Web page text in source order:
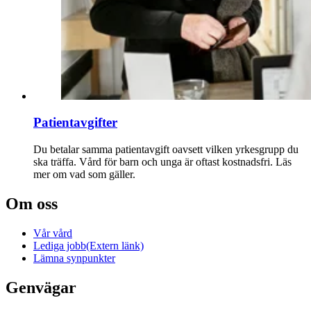
Patientavgifter
Du betalar samma patientavgift oavsett vilken yrkesgrupp du
ska träffa. Vård för barn och unga är oftast kostnadsfri. Läs
mer om vad som gäller.
Om oss
Vår vård
Lediga jobb(Extern länk)
Lämna synpunkter
Genvägar